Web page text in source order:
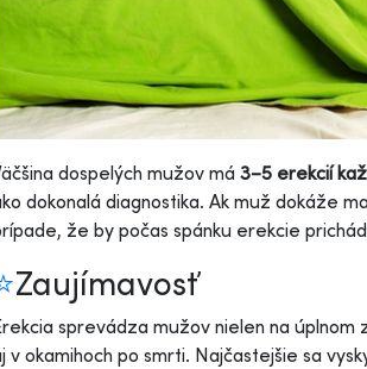
dospelých mužov má 3–5 erekcií
dokonalá diagnostika. Ak muž dokáže
že by počas spánku erekcie
Zaujímavosť
sprevádza mužov nielen na
v okamihoch po smrti. Najčastejšie sa